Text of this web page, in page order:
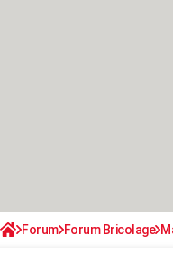
Forum Forum Bricolage